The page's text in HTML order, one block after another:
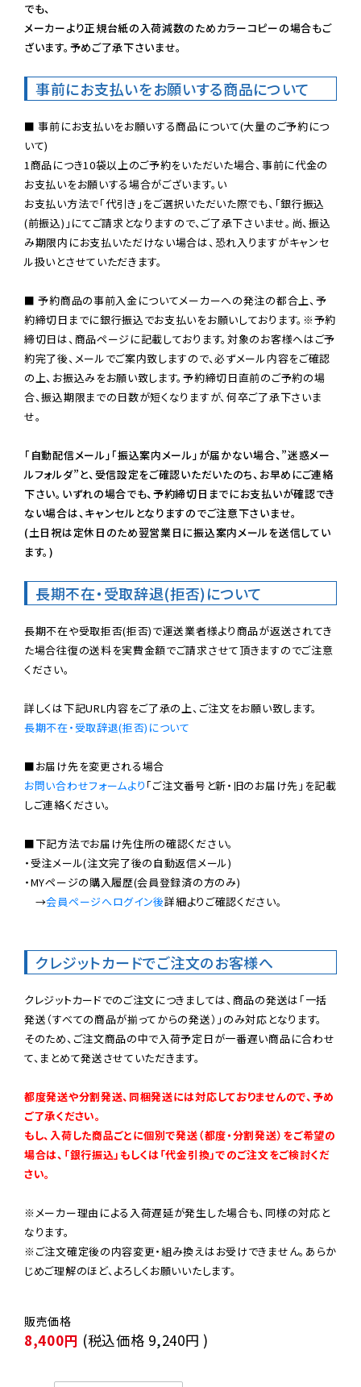
でも、
メーカーより正規台紙の入荷減数のためカラーコピーの場合もご
ざいます。予めご了承下さいませ。
事前にお支払いをお願いする商品について
■ 事前にお支払いをお願いする商品について(大量のご予約につ
いて)
1商品につき10袋以上のご予約をいただいた場合、事前に代金の
お支払いをお願いする場合がございます。い
お支払い方法で「代引き」をご選択いただいた際でも、「銀行振込
(前振込)」にてご請求となりますので、ご了承下さいませ。尚、振込
み期限内にお支払いただけない場合は、恐れ入りますがキャンセ
ル扱いとさせていただきます。
■ 予約商品の事前入金についてメーカーへの発注の都合上、予
約締切日までに銀行振込でお支払いをお願いしております。※予約
締切日は、商品ページに記載しております。対象のお客様へはご予
約完了後、メールでご案内致しますので、必ずメール内容をご確認
の上、お振込みをお願い致します。予約締切日直前のご予約の場
合、振込期限までの日数が短くなりますが、何卒ご了承下さいま
せ。
「自動配信メール」「振込案内メール」が届かない場合、”迷惑メー
ルフォルダ”と、受信設定をご確認いただいたのち、お早めにご連絡
下さい。いずれの場合でも、予約締切日までにお支払いが確認でき
ない場合は、キャンセルとなりますのでご注意下さいませ。
(土日祝は定休日のため翌営業日に振込案内メールを送信してい
ます。)
長期不在・受取辞退(拒否)について
長期不在や受取拒否(拒否)で運送業者様より商品が返送されてき
た場合往復の送料を実費金額でご請求させて頂きますのでご注意
ください。
長期不在・受取辞退(拒否)について
お問い合わせフォームより 「ご注文番号と新・旧のお届け先」を記載
しご連絡ください。
■下記方法でお届け先住所の確認ください。
・受注メール(注文完了後の自動返信メール)
・MYページの購入履歴(会員登録済の方のみ)
→会員ページへログイン後詳細よりご確認ください。
クレジットカードでご注文のお客様へ
クレジットカードでのご注文につきましては、商品の発送は「一括
発送（すべての商品が揃ってからの発送）」のみ対応となります。
そのため、ご注文商品の中で入荷予定日が一番遅い商品に合わせ
て、まとめて発送させていただきます。
都度発送や分割発送、同梱発送には対応しておりませんので、予め
ご了承ください。
もし、入荷した商品ごとに個別で発送（都度・分割発送）をご希望の
場合は、「銀行振込」もしくは「代金引換」でのご注文をご検討くだ
さい。
※メーカー理由による入荷遅延が発生した場合も、同様の対応と
なります。
※ご注文確定後の内容変更・組み換えはお受けできません。あらか
じめご理解のほど、よろしくお願いいたします。
8,400円 (税込価格 9,240円 )